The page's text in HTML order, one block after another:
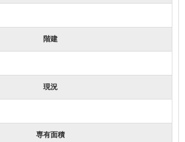
階建
現況
専有面積